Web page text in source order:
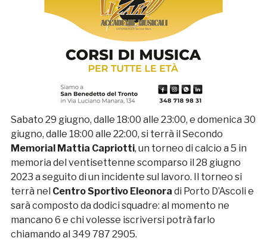
Sabato 29 giugno, dalle 18:00 alle 23:00, e domenica 30
giugno, dalle 18:00 alle 22:00, si terrà il Secondo
Memorial Mattia Capriotti, un torneo di calcio a 5 in
memoria del ventisettenne scomparso il 28 giugno
2023 a seguito di un incidente sul lavoro. Il torneo si
terrà nel Centro Sportivo Eleonora di Porto D’Ascoli e
sarà composto da dodici squadre: al momento ne
mancano 6 e chi volesse iscriversi potrà farlo
chiamando al 349 787 2905.